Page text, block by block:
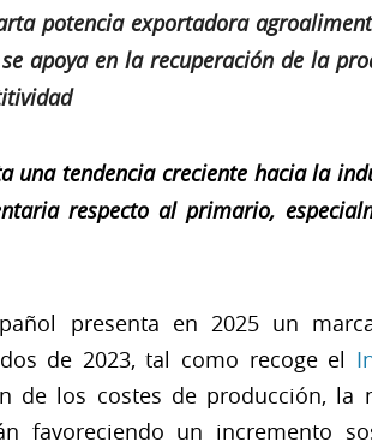
potencia exportadora
apoya en la recuperación de la
una tendencia creciente hacia la
respecto al primario,
presenta en 2025 un
de 2023, tal como recoge el
de los costes de producción, la
favoreciendo un incremento